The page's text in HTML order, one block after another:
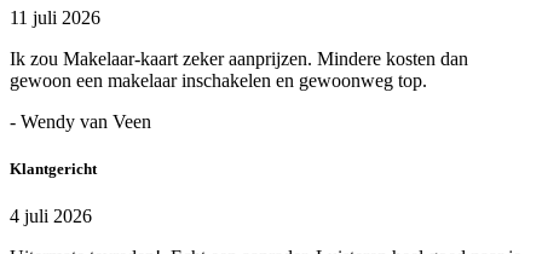
11 juli 2026
Ik zou Makelaar-kaart zeker aanprijzen. Mindere kosten dan
gewoon een makelaar inschakelen en gewoonweg top.
- Wendy van Veen
Klantgericht
4 juli 2026